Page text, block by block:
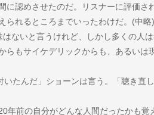
に認めさせたのだ。リスナーに評価さ
られるところまでいったわけだ。(中
はないと言うけれど、しかし多くの人
らもサイケデリックからも、あるいは
たんだ」ショーンは言う。「聴き直
年前の自分がどんな人間だったかも覚